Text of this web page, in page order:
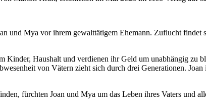
und Mya vor ihrem gewalttätigem Ehemann. Zuflucht
Kinder, Haushalt und verdienen ihr Geld um unabhängig
von Vätern zieht sich durch drei Generationen.
fürchten Joan und Mya um das Leben ihres Vaters und